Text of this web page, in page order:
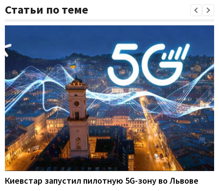
Статьи по теме
Киевстар запустил пилотную 5G-зону во Львове